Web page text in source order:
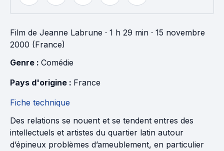
Film de Jeanne Labrune · 1 h 29 min · 15 novembre
2000 (France)
Genre : Comédie
Pays d'origine : France
Fiche technique
Des relations se nouent et se tendent entres des
intellectuels et artistes du quartier latin autour
d’épineux problèmes d’ameublement, en particulier